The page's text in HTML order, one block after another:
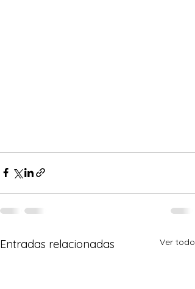
Entradas relacionadas Ver todo